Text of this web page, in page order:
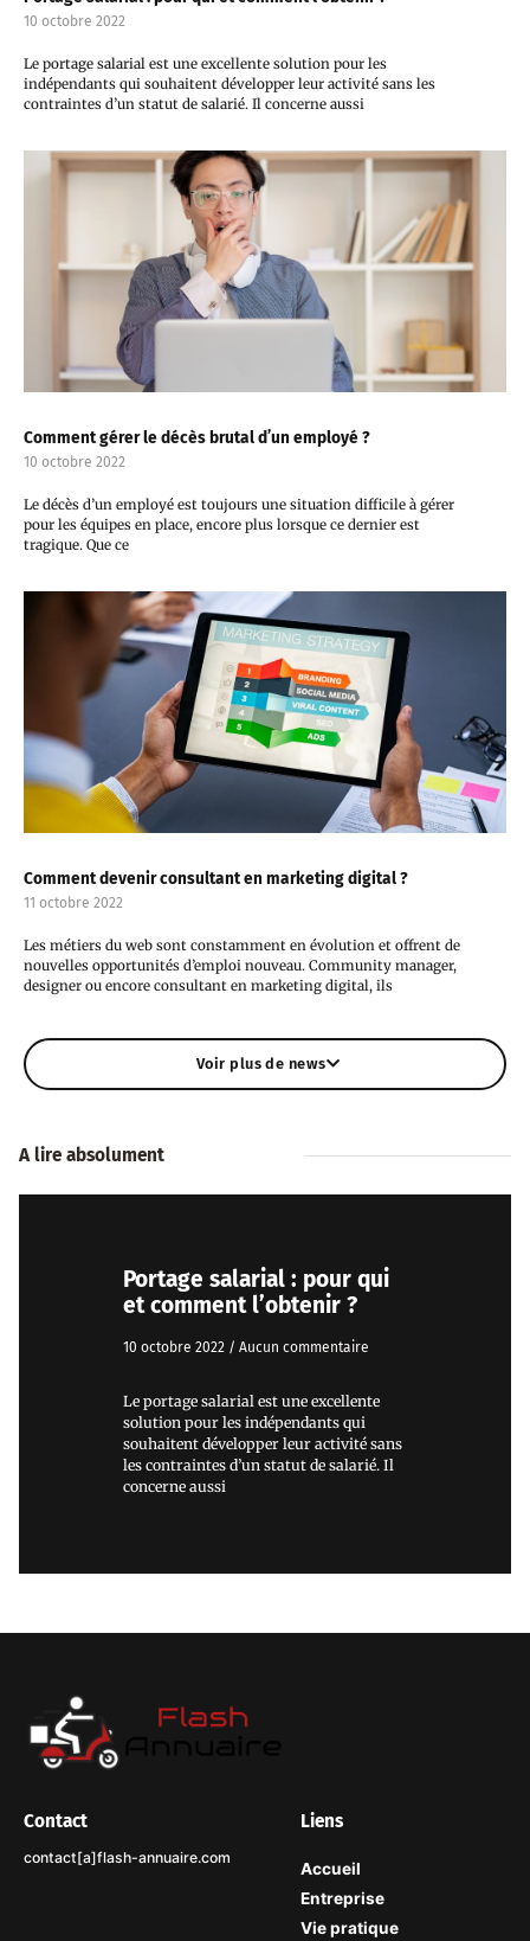
10 octobre 2022
Le portage salarial est une excellente solution pour les
indépendants qui souhaitent développer leur activité sans les
contraintes d’un statut de salarié. Il concerne aussi
Comment gérer le décès brutal d’un employé ?
10 octobre 2022
Le décès d’un employé est toujours une situation difficile à gérer
pour les équipes en place, encore plus lorsque ce dernier est
tragique. Que ce
Comment devenir consultant en marketing digital ?
11 octobre 2022
Les métiers du web sont constamment en évolution et offrent de
nouvelles opportunités d’emploi nouveau. Community manager,
designer ou encore consultant en marketing digital, ils
Voir plus de news
A lire absolument
Portage salarial : pour qui
et comment l’obtenir ?
10 octobre 2022 Aucun commentaire
Le portage salarial est une excellente
solution pour les indépendants qui
souhaitent développer leur activité sans
les contraintes d’un statut de salarié. Il
concerne aussi
Contact
contact[a]flash-annuaire.com
Liens
Accueil
Entreprise
Vie pratique